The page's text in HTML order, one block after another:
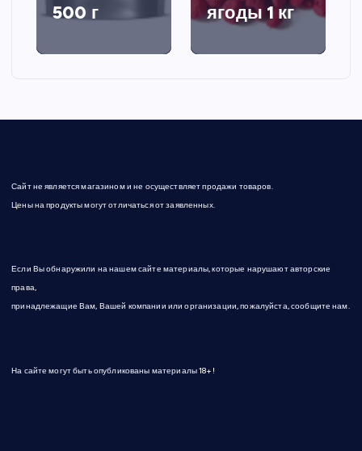
500 г
ягоды 1 кг
Сайт не является магазином и не осуществляет продажи товаров.
Цены на продукты могут отличаться от заявленных.
Если Вы обнаружили на нашем сайте материалы, которые нарушают авторские
права,
принадлежащие Вам, Вашей компании или организации, пожалуйста, сообщите нам.
На сайте могут быть опубликованы материалы 18+!